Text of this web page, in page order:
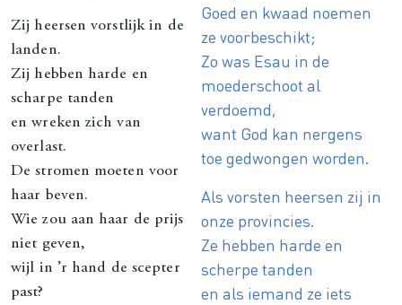
Zij heersen vorstlijk in de
landen.
Zij hebben harde en
scharpe tanden
en wreken zich van
overlast.
De stromen moeten voor
haar beven.
Wie zou aan haar de prijs
niet geven,
wijl in ’r hand de scepter
past?
Goed en kwaad noemen
ze voorbeschikt;
Zo was Esau in de
moederschoot al
verdoemd,
want God kan nergens
toe gedwongen worden.
Als vorsten heersen zij in
onze provincies.
Ze hebben harde en
scherpe tanden
en als iemand ze iets